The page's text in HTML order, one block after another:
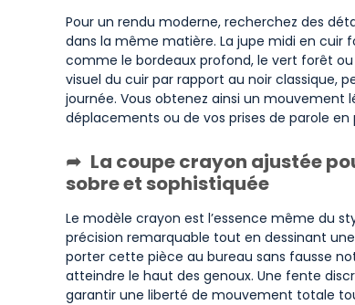
Pour un rendu moderne, recherchez des
dans la même matière. La jupe midi en
comme le bordeaux profond, le vert forêt
visuel du cuir par rapport au noir classique,
journée. Vous obtenez ainsi un mouvement
déplacements ou de vos prises de parole en
La coupe crayon ajustée
sobre et sophistiquée
Le modèle crayon est l’essence même du
précision remarquable tout en dessinant
porter cette pièce au bureau sans fausse
atteindre le haut des genoux. Une fente
garantir une liberté de mouvement totale